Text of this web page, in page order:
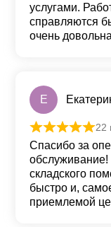
услугами.
справляются
очень
Е
Оценка
22
Спасибо за
обслуживание!
складского
быстро и,
приемлемой